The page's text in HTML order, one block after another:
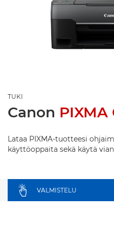
TUKI
Canon PIXMA
Lataa PIXMA-tuotteesi
käyttöoppaita sekä käytä
VALMISTELU